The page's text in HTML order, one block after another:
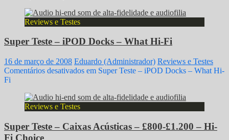
Reviews e Testes
Super Teste – iPOD Docks – What Hi-Fi
16 de março de 2008 Eduardo (Administrador) Reviews e Testes
Comentários desativados em Super Teste – iPOD Docks – What Hi-
Fi
Reviews e Testes
Super Teste – Caixas Acústicas – £800-£1.200 – Hi-
Fi Choice